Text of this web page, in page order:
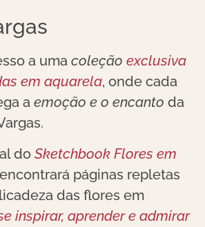
a uma coleção exclusiva
em aquarela, onde cada
a emoção e o encanto da
do Sketchbook Flores em
páginas repletas
das flores em
inspirar, aprender e admirar